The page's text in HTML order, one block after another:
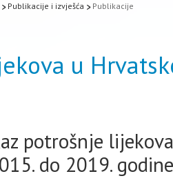
Publikacije i izvješća Publikacije
u
potrošnje
do 2019.